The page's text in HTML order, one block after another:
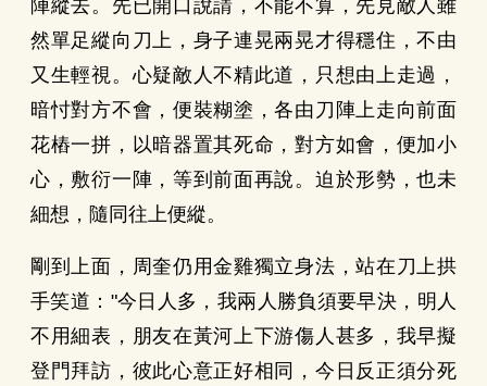
陣縱去。先已開口說請，不能不算，先見敵人雖
然單足縱向刀上，身子連晃兩晃才得穩住，不由
又生輕視。心疑敵人不精此道，只想由上走過，
暗忖對方不會，便裝糊塗，各由刀陣上走向前面
花樁一拼，以暗器置其死命，對方如會，便加小
心，敷衍一陣，等到前面再說。迫於形勢，也未
細想，隨同往上便縱。
剛到上面，周奎仍用金雞獨立身法，站在刀上拱
手笑道："今日人多，我兩人勝負須要早決，明人
不用細表，朋友在黃河上下游傷人甚多，我早擬
登門拜訪，彼此心意正好相同，今日反正須分死